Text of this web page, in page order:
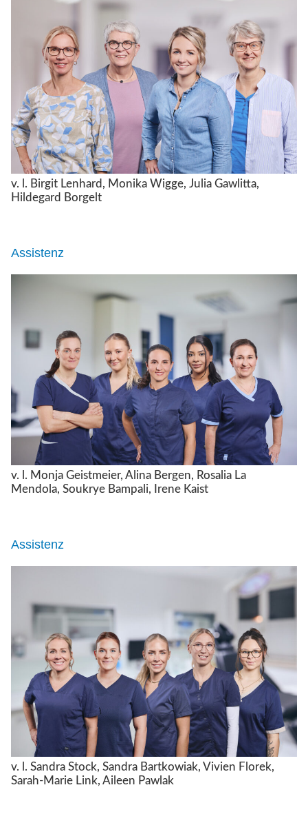
v. l. Birgit Lenhard, Monika Wigge, Julia Gawlitta,
Hildegard Borgelt
Assistenz
v. l. Monja Geistmeier, Alina Bergen, Rosalia La
Mendola, Soukrye Bampali, Irene Kaist
Assistenz
v. l. Sandra Stock, Sandra Bartkowiak, Vivien Florek,
Sarah-Marie Link, Aileen Pawlak